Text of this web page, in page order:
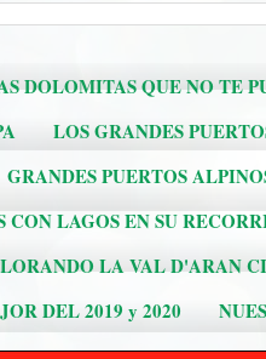
DOLOMITAS QUE NO TE
LOS GRANDES
GRANDES PUERTOS
CON LAGOS EN SU
LA VAL D'ARAN
DEL 2019 y 2020